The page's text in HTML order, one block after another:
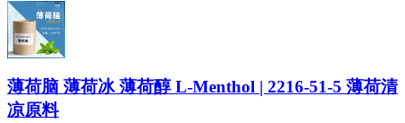
薄荷脑 薄荷冰 薄荷醇 L-Menthol | 2216-51-5 薄荷清
凉原料